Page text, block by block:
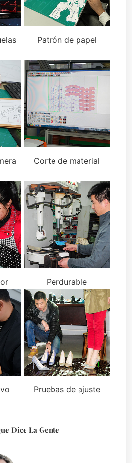
Patrón de papel
Corte de material
Perdurable
Pruebas de ajuste
Dice La Gente